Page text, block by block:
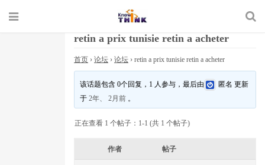
retin a prix tunisie retin a acheter
首页 › 论坛 › 论坛 › retin a prix tunisie retin a acheter
该话题包含 0个回复，1 人参与，最后由 匿名 更新
于2年、 2月前 。
正在查看 1 个帖子：1-1 (共 1 个帖子)
作者 帖子